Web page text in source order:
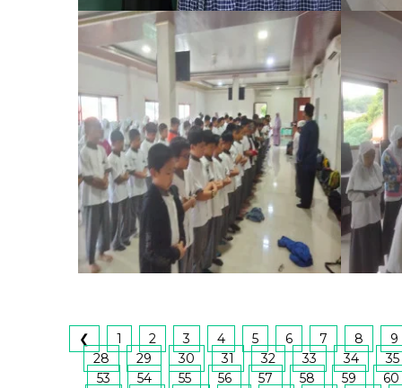
❮ 1 2 3 4 5 6 7 8
9
28
29 30 31 32 33 34
35
53
54 55 56 57 58 59
60